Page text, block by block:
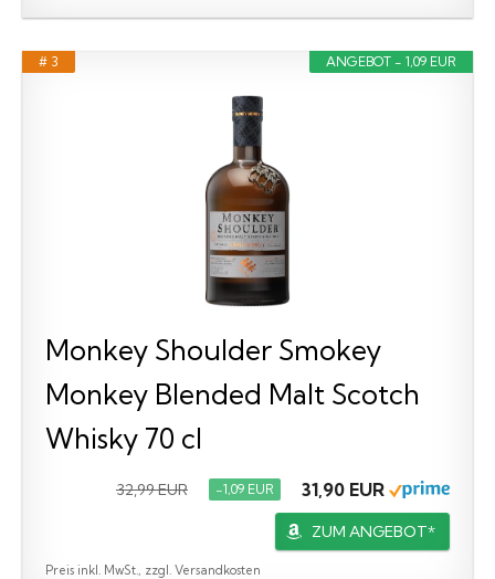
ANGEBOT - 1,09 EUR
# 3
Monkey Shoulder Smokey
Monkey Blended Malt Scotch
Whisky 70 cl
32,99 EUR −1,09 EUR 31,90 EUR
ZUM ANGEBOT*
Preis inkl. MwSt., zzgl. Versandkosten